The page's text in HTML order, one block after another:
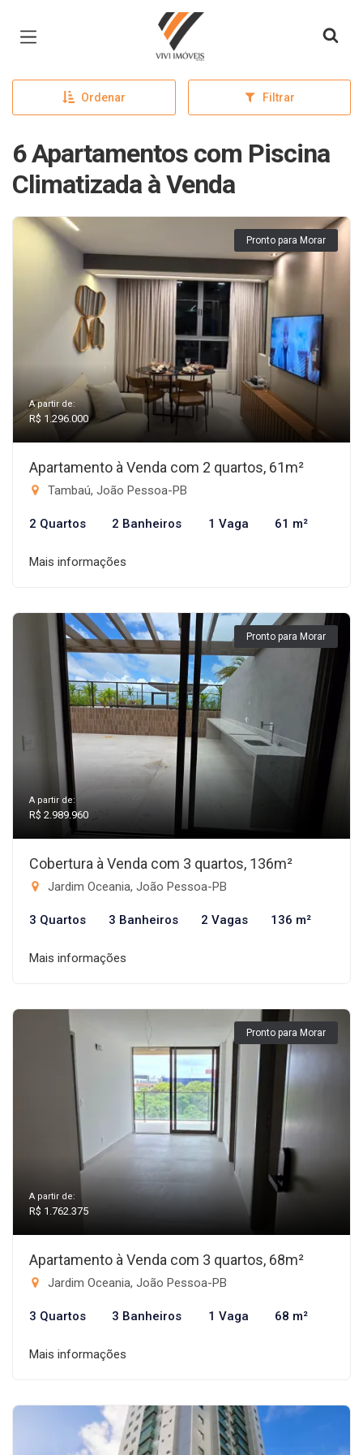
Página inicial
Ordenar Filtrar
6 Apartamentos com Piscina
Climatizada à Venda
Pronto para Morar
A partir de:
R$ 1.296.000
Apartamento à Venda com 2 quartos, 61m²
Tambaú, João Pessoa-PB
2 Quartos 2 Banheiros 1 Vaga 61 m²
Mais informações
Pronto para Morar
A partir de:
R$ 2.989.960
Cobertura à Venda com 3 quartos, 136m²
Jardim Oceania, João Pessoa-PB
3 Quartos 3 Banheiros 2 Vagas 136 m²
Mais informações
Pronto para Morar
A partir de:
R$ 1.762.375
Apartamento à Venda com 3 quartos, 68m²
Jardim Oceania, João Pessoa-PB
3 Quartos 3 Banheiros 1 Vaga 68 m²
Mais informações